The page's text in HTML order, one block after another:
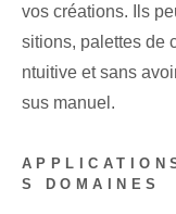
vos créations. Ils
sitions, palettes de
ntuitive et sans
sus manuel.
S DOMAINES